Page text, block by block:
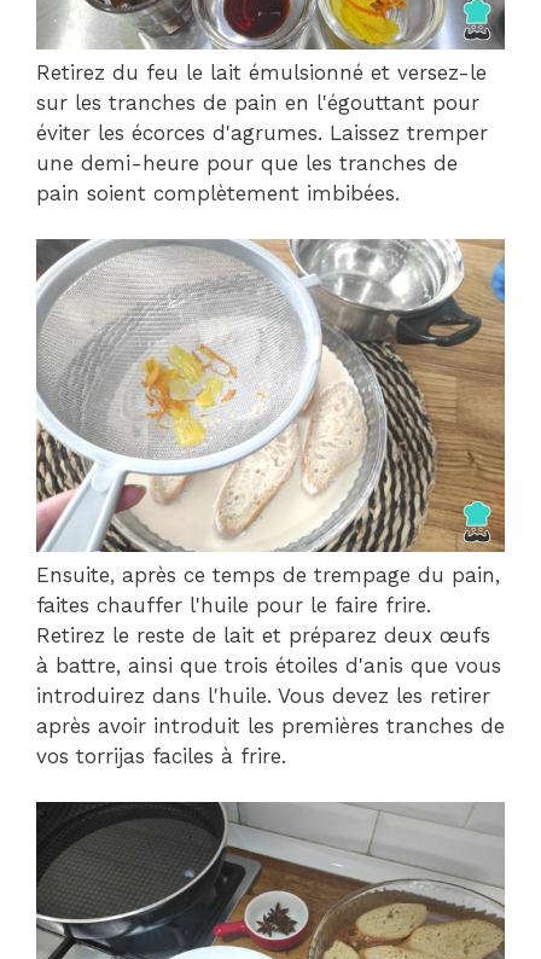
Retirez du feu le lait émulsionné et versez-le
sur les tranches de pain en l'égouttant pour
éviter les écorces d'agrumes. Laissez tremper
une demi-heure pour que les tranches de
pain soient complètement imbibées.
Ensuite, après ce temps de trempage du pain,
faites chauffer l'huile pour le faire frire.
Retirez le reste de lait et préparez deux œufs
à battre, ainsi que trois étoiles d'anis que vous
introduirez dans l'huile. Vous devez les retirer
après avoir introduit les premières tranches de
vos torrijas faciles à frire.